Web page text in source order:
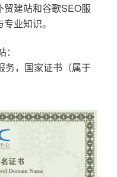
建站和谷歌SEO服
业知识。
务，国家证书（属于